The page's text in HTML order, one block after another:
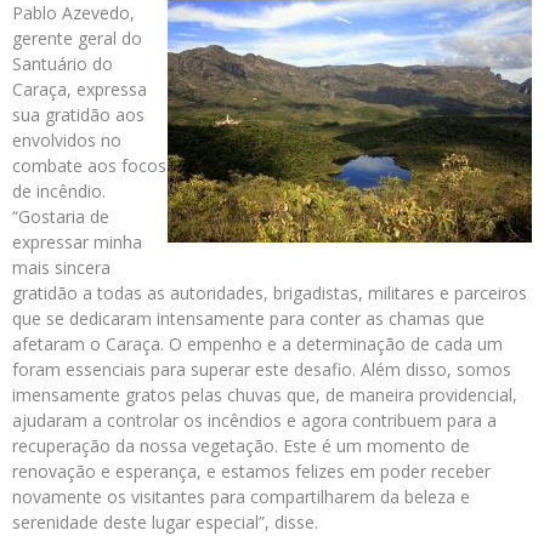
Pablo Azevedo,
gerente geral do
Santuário do
Caraça, expressa
sua gratidão aos
envolvidos no
combate aos focos
de incêndio.
“Gostaria de
expressar minha
mais sincera
gratidão a todas as autoridades, brigadistas, militares e parceiros
que se dedicaram intensamente para conter as chamas que
afetaram o Caraça. O empenho e a determinação de cada um
foram essenciais para superar este desafio. Além disso, somos
imensamente gratos pelas chuvas que, de maneira providencial,
ajudaram a controlar os incêndios e agora contribuem para a
recuperação da nossa vegetação. Este é um momento de
renovação e esperança, e estamos felizes em poder receber
novamente os visitantes para compartilharem da beleza e
serenidade deste lugar especial”, disse.